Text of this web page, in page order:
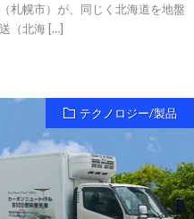
札幌市）が、同じく北海道を地盤
（北海 […]
テクノロジー/製品